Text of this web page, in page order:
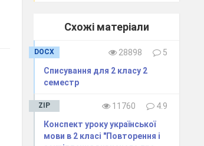
Схожі матеріали
DOCX 28898
5
Списування для 2 класу 2
семестр
ZIP 11760
4.9
Конспект уроку української
мови в 2 класі "Повторення і